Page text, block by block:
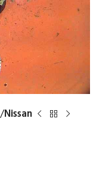
Nissan